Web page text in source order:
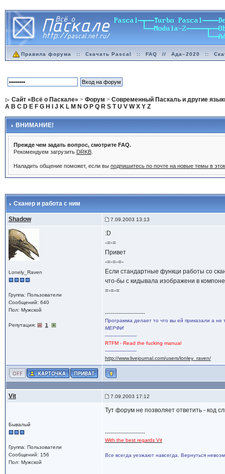
Правила форума :: Скачать Pascal :: FAQ // Ада–2020 ::
Сайт «Всё о Паскале» > Форум > Современный Паскаль и другие
A B C D E F G H J K L M N O P Q R S T U V W X Y Z
ВНИМАНИЕ!
Прежде чем задать вопрос, смотрите FAQ.
Рекомендуем загрузить DRKB.
Наладить общение поможет, если вы подпишитесь по почте на новые темы в
Сканер и работа с ним
Shadow 7.09.2003 13:13
Lonely_Raven
Группа: Пользователи
Сообщений: 640
Пол: Мужской
Репутация: 1
:D
-=-=
Привет
-=-=-=-
Если стандартные функци работы со
что-бы с кидывала изображени в
=-=-=
--------------------
Программа делает то что вы ей приказали а
МЕРФИ
---------------------
RTFM - Read the fucking manual
---------------------
http://www.livejournal.com/users/lonley_raven/
Vit 7.09.2003 17:12
Бывалый
Группа: Пользователи
Сообщений: 156
Пол: Мужской
Тут форум не позволяет ответить - код
--------------------
With the best regards Vit
Все всегда уезжают навсегда. Вернуться